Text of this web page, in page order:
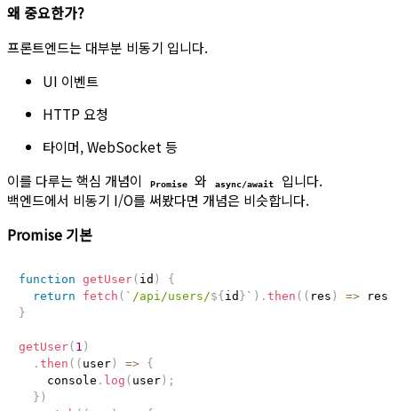
왜 중요한가?
프론트엔드는 대부분 비동기 입니다.
UI 이벤트
HTTP 요청
타이머, WebSocket 등
이를 다루는 핵심 개념이
Promise 와 async/await
입니다.
백엔드에서 비동기 I/O를 써봤다면 개념은 비슷합니다.
Promise 기본
function getUser( id )
{
return
fetch ( ` /api/users/${ id } ` ) . then ( ( res ) => res
}
getUser( 1 )
. then ( ( user) =>
{
    console
. log ( user) ;
} )